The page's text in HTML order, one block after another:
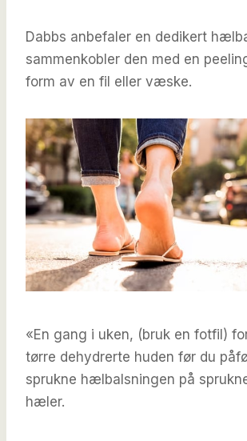
Dabbs anbefaler en dedikert
sammenkobler den med en
form av en fil eller væske.
«En gang i uken, (bruk en fotfil)
tørre dehydrerte huden før du
sprukne hælbalsningen på
hæler.